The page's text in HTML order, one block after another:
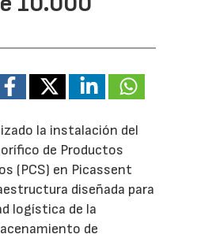
la instalación del
de Productos
(PCS) en Picassent
diseñada para
logística de la
de